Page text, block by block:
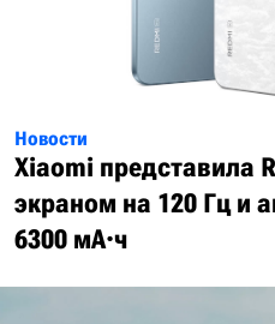
Новости
Xiaomi представила
экраном на 120 Гц и
6300 мА·ч